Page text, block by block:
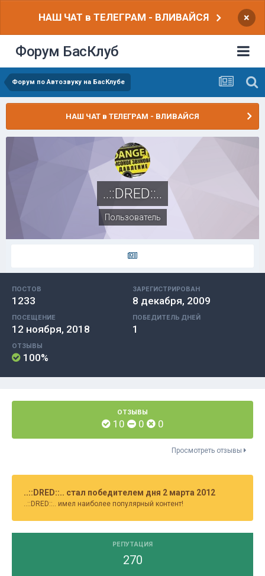
НАШ ЧАТ в ТЕЛЕГРАМ - ВЛИВАЙСЯ ×
Форум БасКлуб
Форум по Автозвуку на БасКлубе
НАШ ЧАТ в ТЕЛЕГРАМ - ВЛИВАЙСЯ
..::DRED::..
Пользователь
ПОСТОВ
1233
ЗАРЕГИСТРИРОВАН
8 декабря, 2009
ПОСЕЩЕНИЕ
12 ноября, 2018
ПОБЕДИТЕЛЬ ДНЕЙ
1
ОТЗЫВЫ
100%
ОТЗЫВЫ
10 0 0
Просмотреть отзывы
..::DRED::.. стал победителем дня 2 марта 2012
..::DRED::.. имел наиболее популярный контент!
РЕПУТАЦИЯ
270